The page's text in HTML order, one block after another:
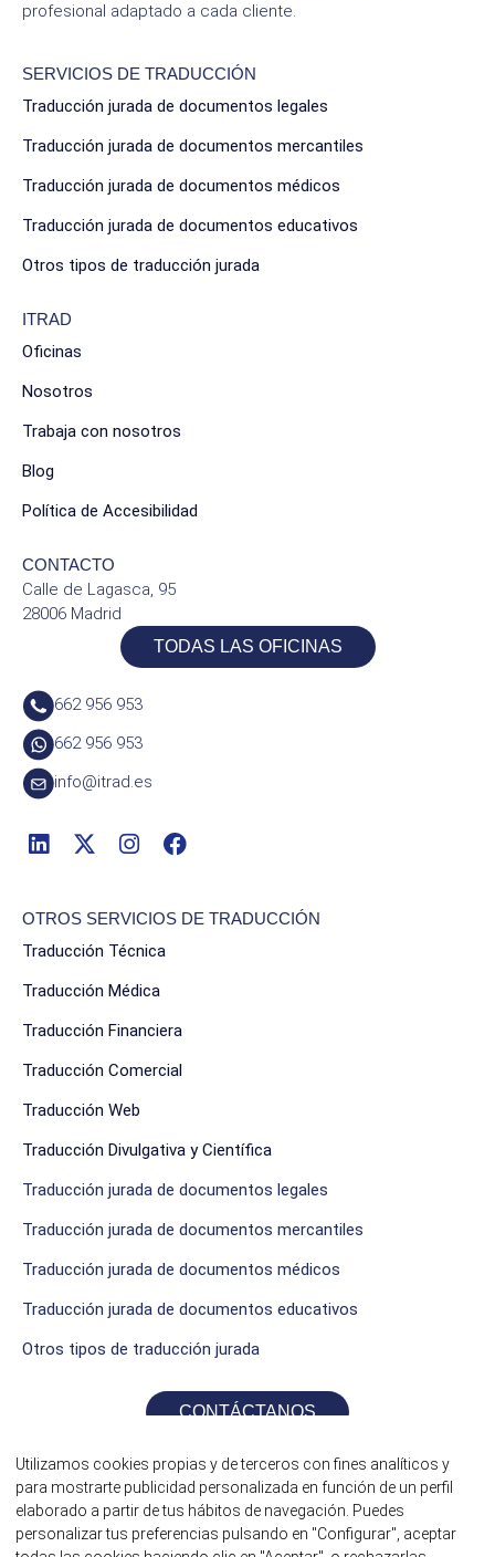
profesional adaptado a cada cliente.
SERVICIOS DE TRADUCCIÓN
Traducción jurada de documentos legales
Traducción jurada de documentos mercantiles
Traducción jurada de documentos médicos
Traducción jurada de documentos educativos
Otros tipos de traducción jurada
ITRAD
Oficinas
Nosotros
Trabaja con nosotros
Blog
Política de Accesibilidad
CONTACTO
Calle de Lagasca, 95
28006 Madrid
TODAS LAS OFICINAS
662 956 953
662 956 953
info@itrad.es
OTROS SERVICIOS DE TRADUCCIÓN
Traducción Técnica
Traducción Médica
Traducción Financiera
Traducción Comercial
Traducción Web
Traducción Divulgativa y Científica
Traducción jurada de documentos legales
Traducción jurada de documentos mercantiles
Traducción jurada de documentos médicos
Traducción jurada de documentos educativos
Otros tipos de traducción jurada
CONTÁCTANOS
Utilizamos cookies propias y de terceros con fines analíticos y
para mostrarte publicidad personalizada en función de un perfil
elaborado a partir de tus hábitos de navegación. Puedes
personalizar tus preferencias pulsando en "Configurar", aceptar